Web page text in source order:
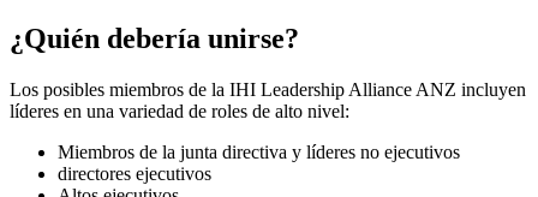
¿Quién debería unirse?
Los posibles miembros de la IHI Leadership Alliance ANZ incluyen
líderes en una variedad de roles de alto nivel:
Miembros de la junta directiva y líderes no ejecutivos
directores ejecutivos